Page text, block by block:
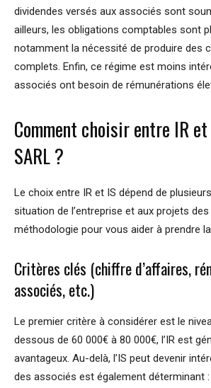
dividendes versés aux associés sont
ailleurs, les obligations comptables sont
notamment la nécessité de produire des
complets. Enfin, ce régime est moins
associés ont besoin de rémunérations
Comment choisir entre IR
SARL ?
Le choix entre IR et IS dépend de
situation de l’entreprise et aux projets
méthodologie pour vous aider à prendre
Critères clés (chiffre d’affaires,
associés, etc.)
Le premier critère à considérer est le
dessous de 60 000€ à 80 000€, l’IR est
avantageux. Au-delà, l’IS peut devenir
des associés est également déterminant